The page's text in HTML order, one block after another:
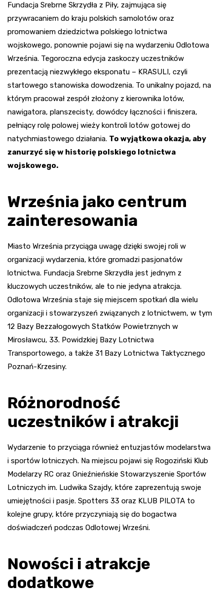
Fundacja Srebrne Skrzydła z Piły, zajmująca się
przywracaniem do kraju polskich samolotów oraz
promowaniem dziedzictwa polskiego lotnictwa
wojskowego, ponownie pojawi się na wydarzeniu Odlotowa
Września. Tegoroczna edycja zaskoczy uczestników
prezentacją niezwykłego eksponatu – KRASULI, czyli
startowego stanowiska dowodzenia. To unikalny pojazd, na
którym pracował zespół złożony z kierownika lotów,
nawigatora, planszecisty, dowódcy łączności i finiszera,
pełniący rolę polowej wieży kontroli lotów gotowej do
natychmiastowego działania. To wyjątkowa okazja, aby
zanurzyć się w historię polskiego lotnictwa
wojskowego.
Września jako centrum
zainteresowania
Miasto Września przyciąga uwagę dzięki swojej roli w
organizacji wydarzenia, które gromadzi pasjonatów
lotnictwa. Fundacja Srebrne Skrzydła jest jednym z
kluczowych uczestników, ale to nie jedyna atrakcja.
Odlotowa Września staje się miejscem spotkań dla wielu
organizacji i stowarzyszeń związanych z lotnictwem, w tym
12 Bazy Bezzałogowych Statków Powietrznych w
Mirosławcu, 33. Powidzkiej Bazy Lotnictwa
Transportowego, a także 31 Bazy Lotnictwa Taktycznego
Poznań-Krzesiny.
Różnorodność
uczestników i atrakcji
Wydarzenie to przyciąga również entuzjastów modelarstwa
i sportów lotniczych. Na miejscu pojawi się Rogoziński Klub
Modelarzy RC oraz Gnieźnieńskie Stowarzyszenie Sportów
Lotniczych im. Ludwika Szajdy, które zaprezentują swoje
umiejętności i pasje. Spotters 33 oraz KLUB PILOTA to
kolejne grupy, które przyczyniają się do bogactwa
doświadczeń podczas Odlotowej Wrześni.
Nowości i atrakcje
dodatkowe